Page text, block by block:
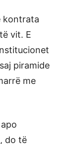
kontrata
vit. E
piramide
me
do të